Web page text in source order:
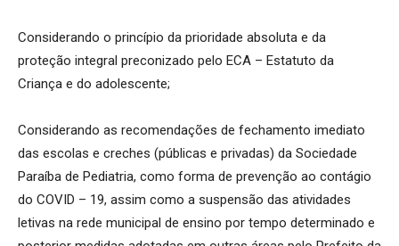
Considerando o princípio da prioridade absoluta e da
proteção integral preconizado pelo ECA – Estatuto da
Criança e do adolescente;
Considerando as recomendações de fechamento imediato
das escolas e creches (públicas e privadas) da Sociedade
Paraíba de Pediatria, como forma de prevenção ao contágio
do COVID – 19, assim como a suspensão das atividades
letivas na rede municipal de ensino por tempo determinado e